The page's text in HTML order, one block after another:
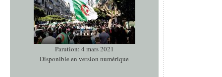
Parution: 4 mars 2021
Disponible en version numérique